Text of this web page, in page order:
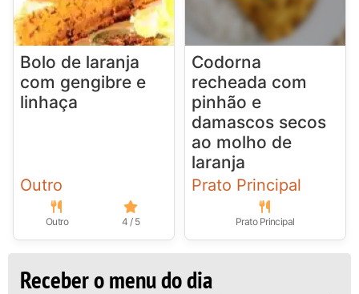
Bolo de laranja
com gengibre e
linhaça
Outro
Outro 4 / 5
Codorna
recheada com
pinhão e
damascos secos
ao molho de
laranja
Prato Principal
Prato Principal
Receber o menu do dia